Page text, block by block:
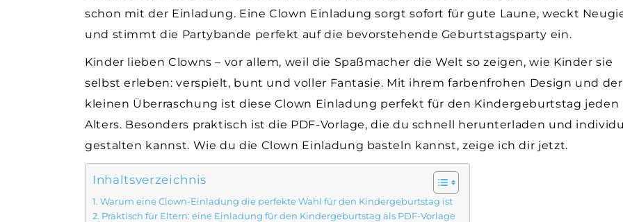
schon mit der Einladung. Eine Clown Einladung sorgt sofort für gute Laune, weckt
und stimmt die Partybande perfekt auf die bevorstehende Geburtstagsparty ein.
Kinder lieben Clowns – vor allem, weil die Spaßmacher die Welt so zeigen, wie Kinder sie
selbst erleben: verspielt, bunt und voller Fantasie. Mit ihrem farbenfrohen Design und der
kleinen Überraschung ist diese Clown Einladung perfekt für den Kindergeburtstag jeden
Alters. Besonders praktisch ist die PDF-Vorlage, die du schnell herunterladen und
gestalten kannst. Wie du die Clown Einladung basteln kannst, zeige ich dir jetzt.
Inhaltsverzeichnis
Warum eine Clown-Einladung die perfekte Wahl für den Kindergeburtstag ist
Praktisch für Eltern: eine Einladung für den Kindergeburtstag als PDF-Vorlage